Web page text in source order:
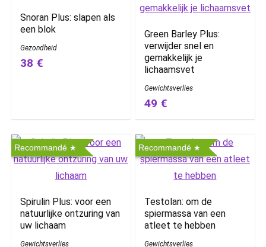
Snoran Plus: slapen als
een blok
Gezondheid
38 €
Green Barley Plus:
verwijder snel en
gemakkelijk je
lichaamsvet
Gewichtsverlies
49 €
Recommandé
Spirulin Plus: voor een
natuurlijke ontzuring van
uw lichaam
Gewichtsverlies
Recommandé
Testolan: om de
spiermassa van een
atleet te hebben
Gewichtsverlies